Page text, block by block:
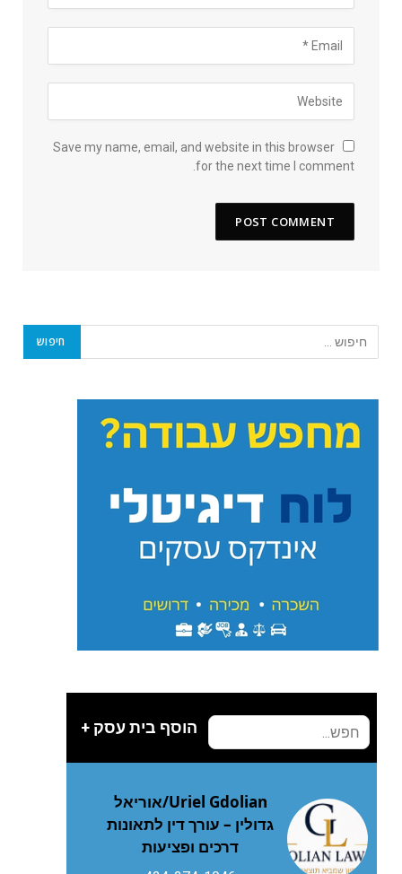
Save my name, email, and website in this browser
for the next time I comment.
הוסף בית עסק +
Uriel Gdolian/אוריאל
גדולין – עורך דין לתאונות
דרכים ופציעות